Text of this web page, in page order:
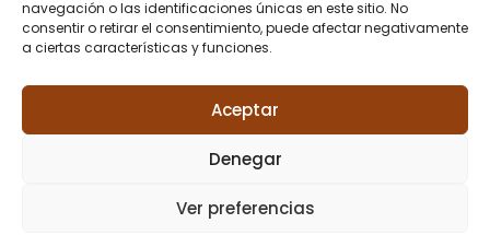
navegación o las identificaciones únicas en este sitio. No
consentir o retirar el consentimiento, puede afectar negativamente
a ciertas características y funciones.
Aceptar
Denegar
Ver preferencias